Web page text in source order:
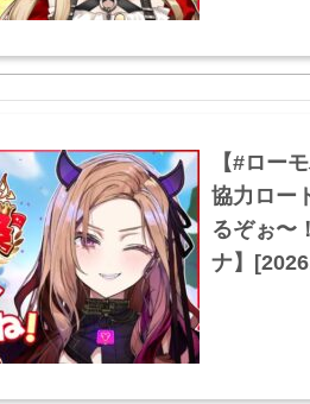
【#ロー
協力ロー
るぞぉ〜
ナ】